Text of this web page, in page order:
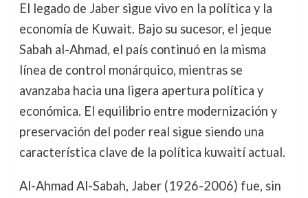
El legado de Jaber sigue vivo en la política y la
economía de Kuwait. Bajo su sucesor, el jeque
Sabah al-Ahmad, el país continuó en la misma
línea de control monárquico, mientras se
avanzaba hacia una ligera apertura política y
económica. El equilibrio entre modernización y
preservación del poder real sigue siendo una
característica clave de la política kuwaití actual.
Al-Ahmad Al-Sabah, Jaber (1926-2006) fue, sin